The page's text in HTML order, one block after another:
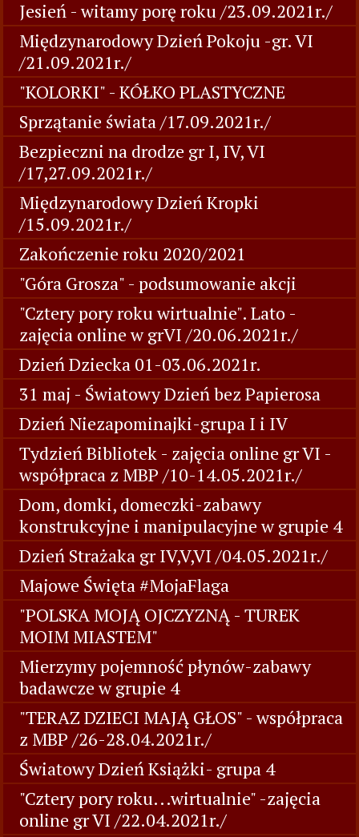
Jesień - witamy porę roku /23.09.2021r./
Międzynarodowy Dzień Pokoju -gr. VI
/21.09.2021r./
"KOLORKI" - KÓŁKO PLASTYCZNE
Sprzątanie świata /17.09.2021r./
Bezpieczni na drodze gr I, IV, VI
/17,27.09.2021r./
Międzynarodowy Dzień Kropki
/15.09.2021r./
Zakończenie roku 2020/2021
"Góra Grosza" - podsumowanie akcji
"Cztery pory roku wirtualnie". Lato -
zajęcia online w grVI /20.06.2021r./
Dzień Dziecka 01-03.06.2021r.
31 maj - Światowy Dzień bez Papierosa
Dzień Niezapominajki-grupa I i IV
Tydzień Bibliotek - zajęcia online gr VI -
współpraca z MBP /10-14.05.2021r./
Dom, domki, domeczki-zabawy
konstrukcyjne i manipulacyjne w grupie 4
Dzień Strażaka gr IV,V,VI /04.05.2021r./
Majowe Święta #MojaFlaga
"POLSKA MOJĄ OJCZYZNĄ - TUREK
MOIM MIASTEM"
Mierzymy pojemność płynów-zabawy
badawcze w grupie 4
"TERAZ DZIECI MAJĄ GŁOS" - współpraca
z MBP /26-28.04.2021r./
Światowy Dzień Książki- grupa 4
"Cztery pory roku...wirtualnie" -zajęcia
online gr VI /22.04.2021r./